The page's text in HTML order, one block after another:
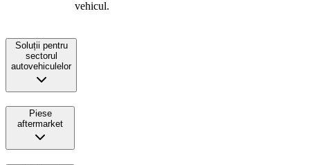
vehicul.
Soluții pentru
sectorul
autovehiculelor
Piese
aftermarket